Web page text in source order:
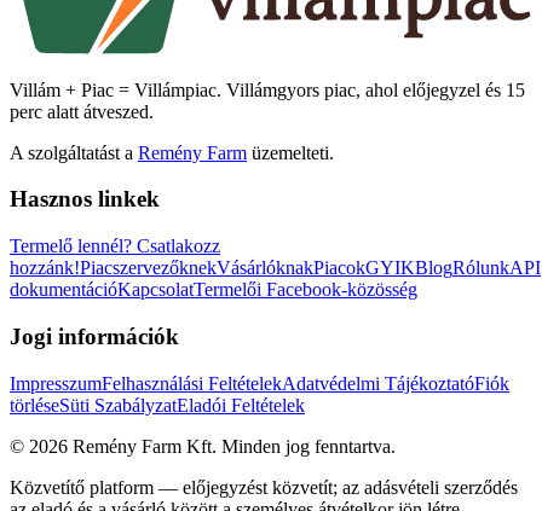
Villám + Piac = Villámpiac. Villámgyors piac, ahol előjegyzel és 15
perc alatt átveszed.
A szolgáltatást a Remény Farm üzemelteti.
Hasznos linkek
Termelő lennél? Csatlakozz
hozzánk!PiacszervezőknekVásárlóknakPiacokGYIKBlogRólunkAPI
dokumentációKapcsolatTermelői Facebook-közösség
Jogi információk
ImpresszumFelhasználási FeltételekAdatvédelmi TájékoztatóFiók
törléseSüti SzabályzatEladói Feltételek
© 2026 Remény Farm Kft. Minden jog fenntartva.
Közvetítő platform — előjegyzést közvetít; az adásvételi szerződés